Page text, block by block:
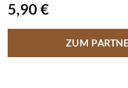
5,90 €
ZUM